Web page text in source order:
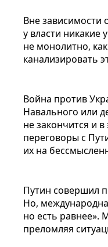
Вне зависимости
у власти никакие
не монолитно,
канализировать
Война против
Навального или
не закончится и
переговоры с
их на
Путин совершил
Но,
но есть равнее».
преломляя